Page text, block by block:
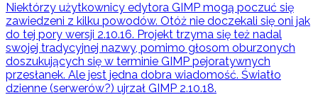
Niektórzy użytkownicy edytora GIMP mogą poczuć się
zawiedzeni z kilku powodów. Otóż nie doczekali się oni jak
do tej pory wersji 2.10.16. Projekt trzyma się też nadal
swojej tradycyjnej nazwy, pomimo głosom oburzonych
doszukujących się w terminie GIMP pejoratywnych
przesłanek. Ale jest jedna dobra wiadomość. Światło
dzienne (serwerów?) ujrzał GIMP 2.10.18.